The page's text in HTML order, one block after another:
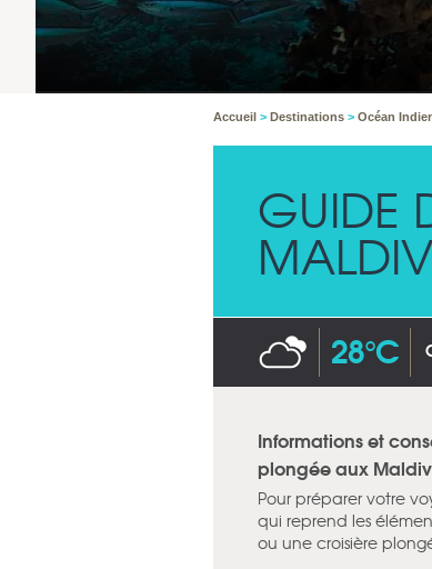
Accueil > Destinations > Océan
GUIDE
28°C
Informations et
plongée aux
Pour préparer votre
qui reprend les
ou une croisière